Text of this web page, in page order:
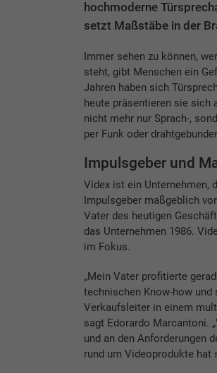
hochmoderne
setzt Maßstäbe in der
Immer sehen zu können,
steht, gibt Menschen ein
Jahren haben sich
heute präsentieren sie sich
nicht mehr nur Sprach-,
per Funk oder
Impulsgeber und
Videx ist ein Unternehmen,
Impulsgeber maßgeblich
Vater des heutigen
das Unternehmen 1986.
im Fokus.
„Mein Vater profitierte
technischen Know-how und
Verkaufsleiter in einem
sagt Edorardo Marcantoni.
und an den Anforderungen
rund um Videoprodukte hat